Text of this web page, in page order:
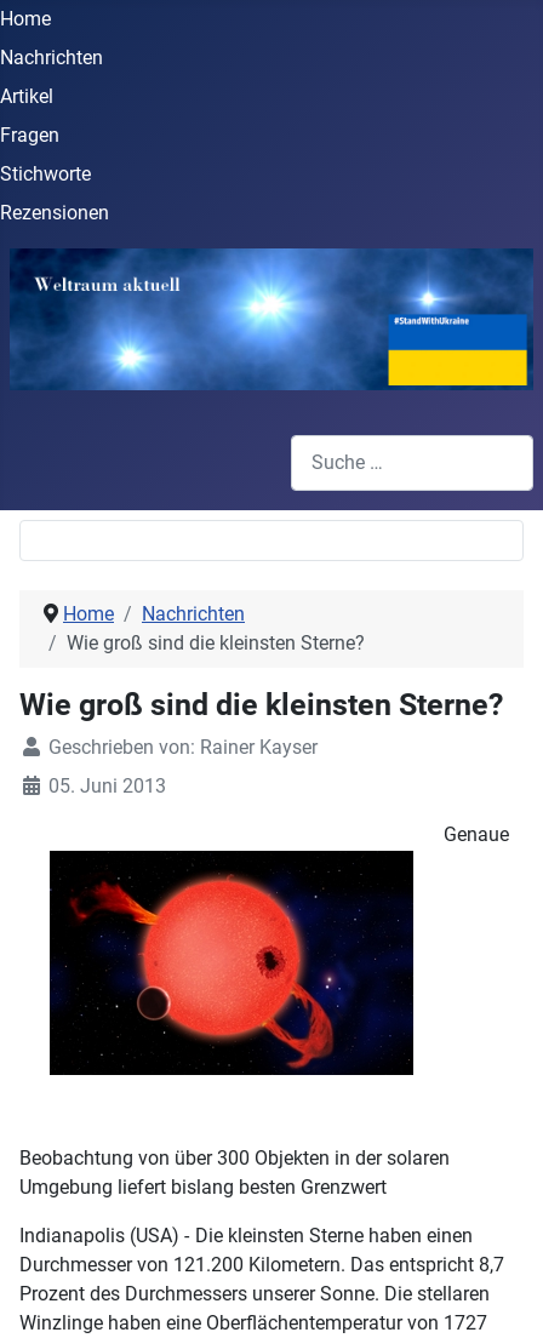
Home
Nachrichten
Artikel
Fragen
Stichworte
Rezensionen
Home
Nachrichten
Wie groß sind die kleinsten Sterne?
Wie groß sind die kleinsten Sterne?
Geschrieben von: Rainer Kayser
05. Juni 2013
Genaue
Beobachtung von über 300 Objekten in der solaren
Umgebung liefert bislang besten Grenzwert
Indianapolis (USA) - Die kleinsten Sterne haben einen
Durchmesser von 121.200 Kilometern. Das entspricht 8,7
Prozent des Durchmessers unserer Sonne. Die stellaren
Winzlinge haben eine Oberflächentemperatur von 1727